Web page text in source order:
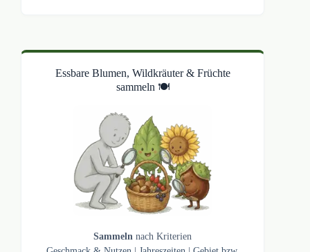
Essbare Blumen, Wildkräuter & Früchte
sammeln 🍽️
Sammelnnach Kriterien